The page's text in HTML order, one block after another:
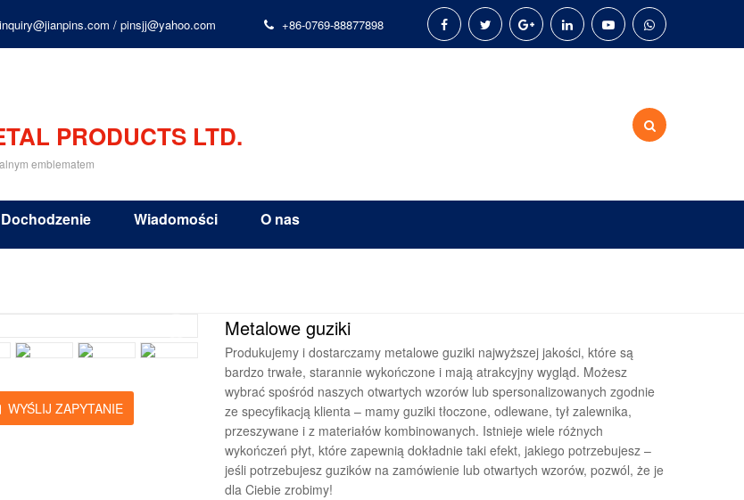
inquiry@jianpins.com / pinsjj@yahoo.com +86-0769-88877898
PRODUCTS LTD.
emblematem
Dochodzenie Wiadomości O nas
WYŚLIJ ZAPYTANIE
Metalowe guziki
Produkujemy i dostarczamy metalowe guziki najwyższej jakości, które są
bardzo trwałe, starannie wykończone i mają atrakcyjny wygląd. Możesz
wybrać spośród naszych otwartych wzorów lub spersonalizowanych zgodnie
ze specyfikacją klienta – mamy guziki tłoczone, odlewane, tył zalewnika,
przeszywane i z materiałów kombinowanych. Istnieje wiele różnych
wykończeń płyt, które zapewnią dokładnie taki efekt, jakiego potrzebujesz –
jeśli potrzebujesz guzików na zamówienie lub otwartych wzorów, pozwól, że je
dla Ciebie zrobimy!